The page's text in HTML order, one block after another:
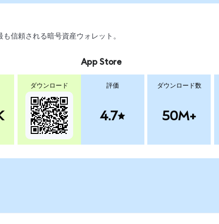
信頼される暗号資産ウォレット。
ダウンロード
App Store
評価
4.7
ダウンロード数
50M+